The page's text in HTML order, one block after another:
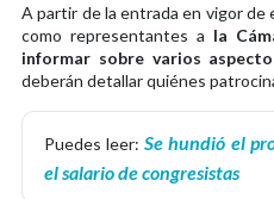
A partir de la entrada en vigor
como representantes a la
informar sobre varios
deberán detallar quiénes
Puedes leer:Se hundió el
el salario de congresistas